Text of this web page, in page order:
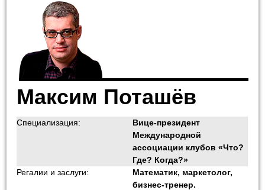
Максим Поташёв
Специализация:
Вице-президент
Международной
ассоциации клубов «Что?
Где? Когда?»
Регалии и заслуги:
Математик, маркетолог,
бизнес-тренер.